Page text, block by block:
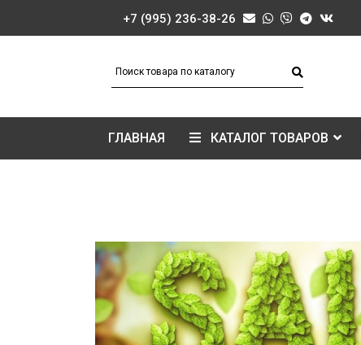
+7 (995) 236-38-26
ГЛАВНАЯ КАТАЛОГ ТОВАРОВ